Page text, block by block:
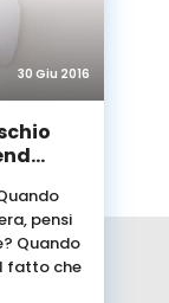
30 Giu 2016
pensi
Quando
fatto che